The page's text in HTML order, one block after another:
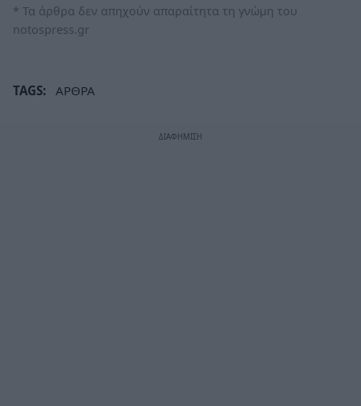
* Τα άρθρα δεν απηχούν απαραίτητα τη γνώμη του
notospress.gr
TAGS: ΑΡΘΡΑ